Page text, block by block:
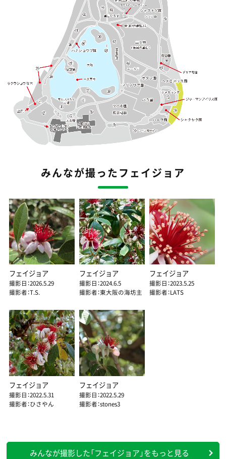
みんなが撮ったフェイジョア
フェイジョア
撮影日：2026.5.29
撮影者：T.S.
フェイジョア
撮影日：2024.6.5
撮影者：東大阪の海坊主
フェイジョア
撮影日：2023.5.25
撮影者：LATS
フェイジョア
撮影日：2022.5.31
撮影者：ひさやん
フェイジョア
撮影日：2022.5.29
撮影者：stones3
みんなが撮影した「フェイジョア」をもっと見る